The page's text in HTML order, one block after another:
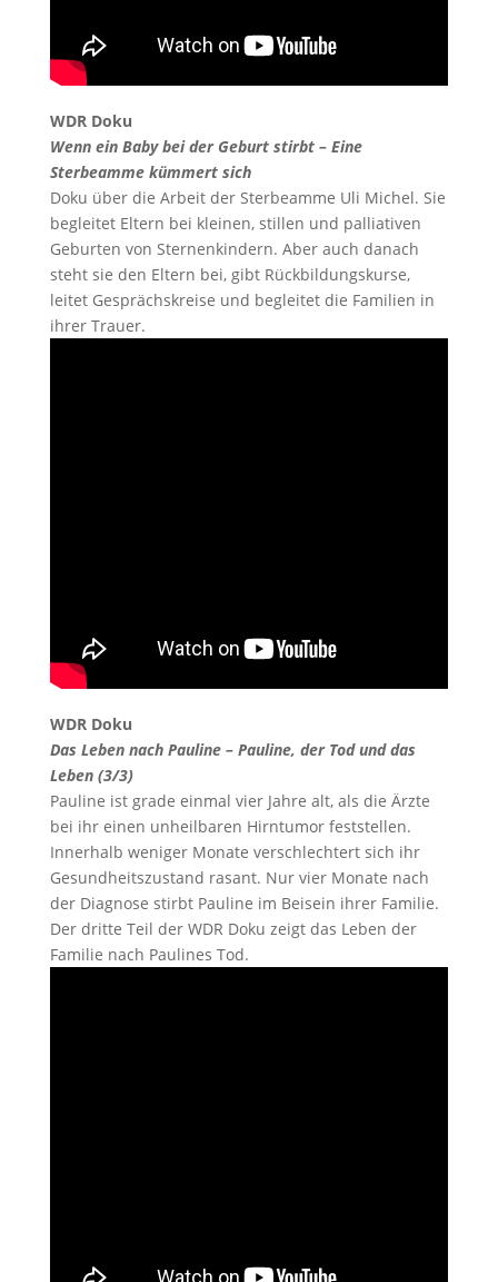
WDR Doku
Wenn ein Baby bei der Geburt stirbt – Eine
Sterbeamme kümmert sich
Doku über die Arbeit der Sterbeamme Uli Michel. Sie
begleitet Eltern bei kleinen, stillen und palliativen
Geburten von Sternenkindern. Aber auch danach
steht sie den Eltern bei, gibt Rückbildungskurse,
leitet Gesprächskreise und begleitet die Familien in
ihrer Trauer.
WDR Doku
Das Leben nach Pauline – Pauline, der Tod und das
Leben (3/3)
Pauline ist grade einmal vier Jahre alt, als die Ärzte
bei ihr einen unheilbaren Hirntumor feststellen.
Innerhalb weniger Monate verschlechtert sich ihr
Gesundheitszustand rasant. Nur vier Monate nach
der Diagnose stirbt Pauline im Beisein ihrer Familie.
Der dritte Teil der WDR Doku zeigt das Leben der
Familie nach Paulines Tod.